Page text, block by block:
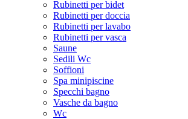
Rubinetti per bidet
Rubinetti per doccia
Rubinetti per lavabo
Rubinetti per vasca
Saune
Sedili Wc
Soffioni
Spa minipiscine
Specchi bagno
Vasche da bagno
Wc